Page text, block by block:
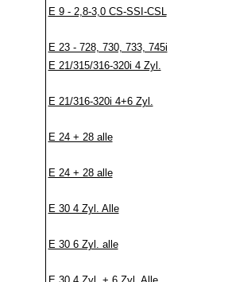
E 9 - 2,8-3,0 CS-SSI-CSL
E 23 - 728, 730, 733, 745i
E 21/315/316-320i 4 Zyl.
E 21/316-320i 4+6 Zyl.
E 24 + 28 alle
E 24 + 28 alle
E 30 4 Zyl. Alle
E 30 6 Zyl. alle